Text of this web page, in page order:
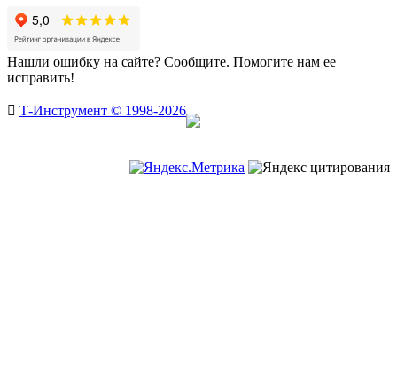
Нашли ошибку на сайте? Сообщите. Помогите нам ее
исправить!
 Т-Инструмент © 1998-2026